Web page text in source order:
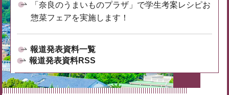
「奈良のうまいものプラザ」で学生考案レシピお
惣菜フェアを実施します！
報道発表資料一覧
報道発表資料RSS